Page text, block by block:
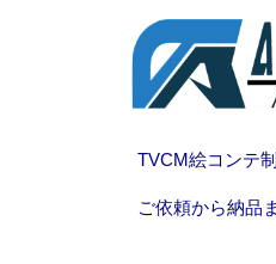
TVCM絵コンテ
ご依頼から納品